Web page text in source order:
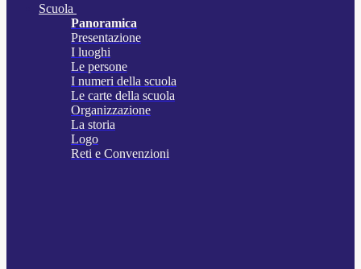
Scuola
Panoramica
Presentazione
I luoghi
Le persone
I numeri della scuola
Le carte della scuola
Organizzazione
La storia
Logo
Reti e Convenzioni